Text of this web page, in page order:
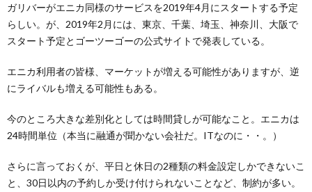
ガリバーがエニカ同様のサービスを2019年4月にスタートする予定
らしい。が、2019年2月には、東京、千葉、埼玉、神奈川、大阪で
スタート予定とゴーツーゴーの公式サイトで発表している。
エニカ利用者の皆様、マーケットが増える可能性がありますが、逆
にライバルも増える可能性もある。
今のところ大きな差別化としては時間貸しが可能なこと。エニカは
24時間単位（本当に融通が聞かない会社だ。ITなのに・・。）
さらに言っておくが、平日と休日の2種類の料金設定しかできないこ
と、30日以内の予約しか受け付けられないことなど、制約が多い。